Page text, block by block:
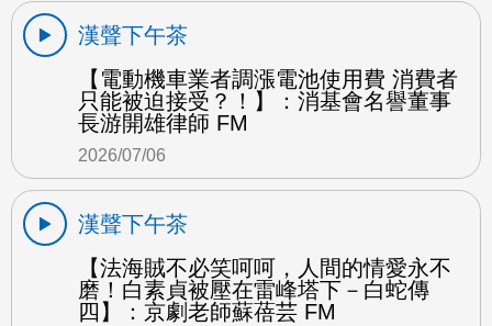
漢聲下午茶
【電動機車業者調漲電池使用費 消費者
只能被迫接受？！】：消基會名譽董事
長游開雄律師 FM
2026/07/06
漢聲下午茶
【法海賊不必笑呵呵，人間的情愛永不
磨！白素貞被壓在雷峰塔下－白蛇傳
四】：京劇老師蘇蓓芸 FM